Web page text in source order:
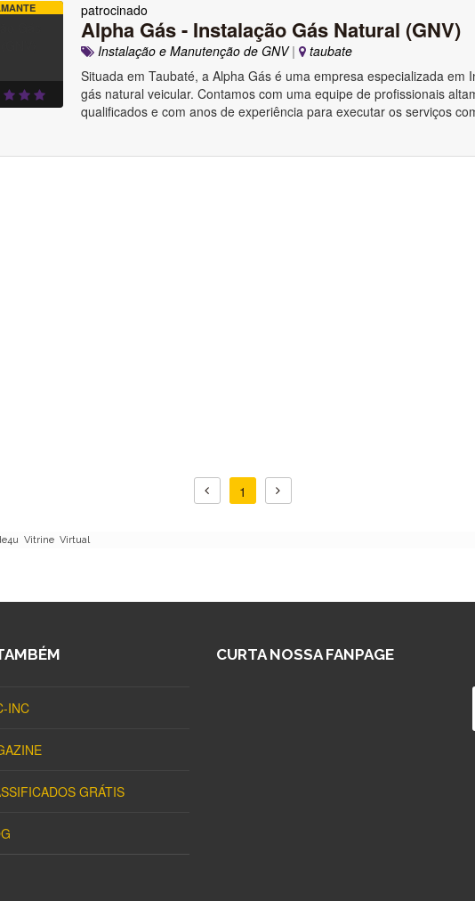
patrocinado
Alpha Gás - Instalação Gás Natural (GNV)
Instalação e Manutenção de GNV|
taubate
Situada em Taubaté, a Alpha Gás é uma empresa especializada em
gás natural veicular. Contamos com uma equipe de profissionais
qualificados e com anos de experiência para executar os serviços
1
Vitrine Virtual
INC
GRÁTIS
CURTA NOSSA FANPAGE